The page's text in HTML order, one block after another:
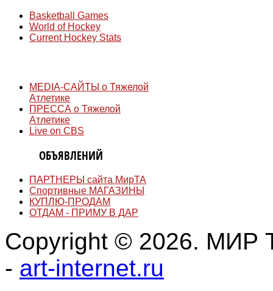
Basketball Games
World of Hockey
Current Hockey Stats
MEDIA-САЙТЫ о Тяжелой
Атлетике
ПРЕССА о Тяжелой
Атлетике
Live on CBS
ОБЪЯВЛЕНИЙ
ПАРТНЕРЫ сайта МирТА
Спортивные МАГАЗИНЫ
КУПЛЮ-ПРОДАМ
ОТДАМ - ПРИМУ В ДАР
Copyright © 2026. МИР
- art-internet.ru